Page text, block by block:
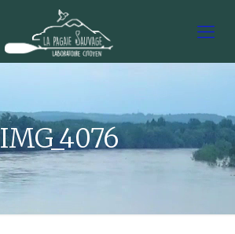
IMG_4076